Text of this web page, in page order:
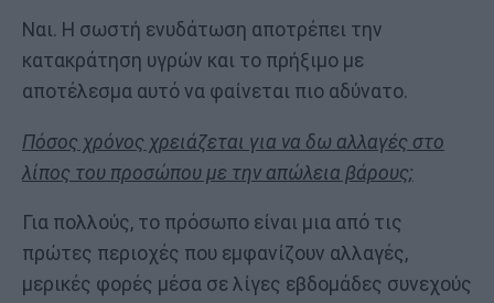
Ναι. Η σωστή ενυδάτωση αποτρέπει την
κατακράτηση υγρών και το πρήξιμο με
αποτέλεσμα αυτό να φαίνεται πιο αδύνατο.
Πόσος χρόνος χρειάζεται για να δω αλλαγές στο
λίπος του προσώπου με την απώλεια βάρους;
Για πολλούς, το πρόσωπο είναι μια από τις
πρώτες περιοχές που εμφανίζουν αλλαγές,
μερικές φορές μέσα σε λίγες εβδομάδες συνεχούς